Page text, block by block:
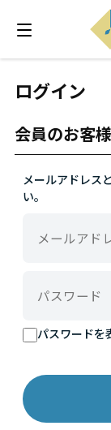
ログイン
会員のお客様
メールアドレス
い。
パスワードを